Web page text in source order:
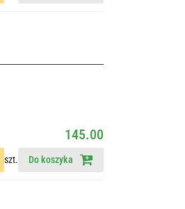
145.00
szt. Do koszyka